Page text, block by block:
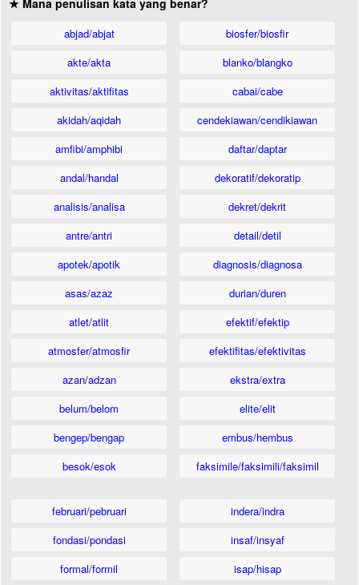
★ Mana penulisan kata yang benar?
abjad/abjat
akte/akta
aktivitas/aktifitas
akidah/aqidah
amfibi/amphibi
andal/handal
analisis/analisa
antre/antri
apotek/apotik
asas/azaz
atlet/atlit
atmosfer/atmosfir
azan/adzan
belum/belom
bengep/bengap
besok/esok
biosfer/biosfir
blanko/blangko
cabai/cabe
cendekiawan/cendikiawan
daftar/daptar
dekoratif/dekoratip
dekret/dekrit
detail/detil
diagnosis/diagnosa
durian/duren
efektif/efektip
efektifitas/efektivitas
ekstra/extra
elite/elit
embus/hembus
faksimile/faksimili/faksimil
februari/pebruari
fondasi/pondasi
formal/formil
indera/indra
insaf/insyaf
isap/hisap